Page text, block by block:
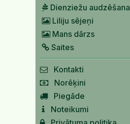
Dienziežu audzēšana
Liliju sējeņi
Mans dārzs
Saites
Kontakti
Norēķini
Piegāde
Noteikumi